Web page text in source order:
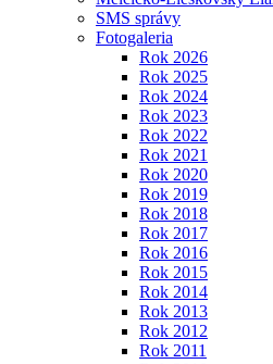
SMS správy
Fotogaleria
Rok 2026
Rok 2025
Rok 2024
Rok 2023
Rok 2022
Rok 2021
Rok 2020
Rok 2019
Rok 2018
Rok 2017
Rok 2016
Rok 2015
Rok 2014
Rok 2013
Rok 2012
Rok 2011